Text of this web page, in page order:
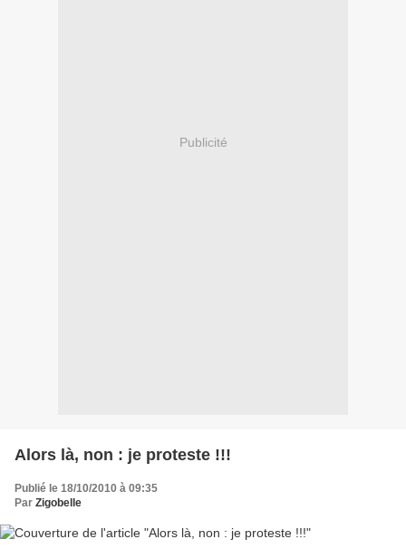
Publicité
Alors là, non : je proteste !!!
Publié le 18/10/2010 à 09:35
Par Zigobelle